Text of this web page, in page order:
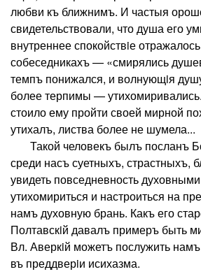
любви къ ближнимъ. И частыя
свидетельствовали, что душа его
внутреннее спокойствiе
собеседникахъ — «смирялись
темпъ понижался, и волнующiя
более терпимы —
стоило ему пройти своей мирной
утихалъ, листва более не шумела...
Такой человекъ былъ посланъ
среди насъ суетныхъ, страстныхъ,
увидеть повседневность
утихомириться и настроиться на
намъ духовную брань. Какъ его
Полтавскiй давалъ примеръ быть
Вл. Аверкiй можетъ послужить
въ преддверiи исихазма.